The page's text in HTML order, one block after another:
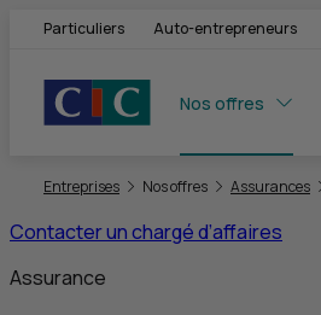
Particuliers Auto-entrepreneurs
Nos offres
Entreprises Nos offres Assurances
Contacter un chargé d’affaires
Assurance